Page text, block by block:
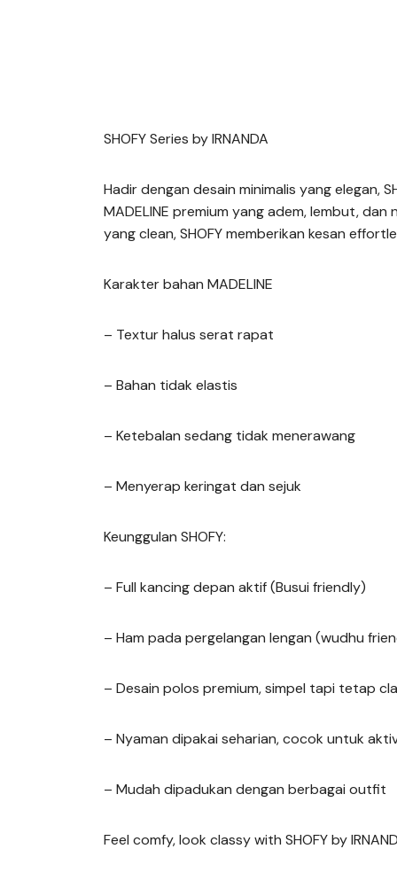
SHOFY Series by IRNANDA
Hadir dengan desain minimalis yang elegan,
MADELINE premium yang adem, lembut,
yang clean, SHOFY memberikan kesan
Karakter bahan MADELINE
– Textur halus serat rapat
– Bahan tidak elastis
– Ketebalan sedang tidak menerawang
– Menyerap keringat dan sejuk
Keunggulan SHOFY:
– Full kancing depan aktif (Busui friendly)
– Ham pada pergelangan lengan (wudhu
– Desain polos premium, simpel tapi tetap
– Nyaman dipakai seharian, cocok untuk
– Mudah dipadukan dengan berbagai outfit
Feel comfy, look classy with SHOFY by